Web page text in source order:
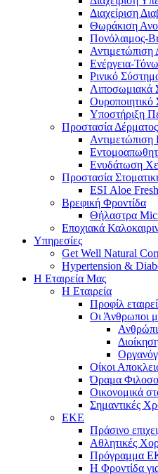
Διαχείριση
Θωράκιση
Πονόλαιμος-
Αντιμετώπιση
Eνέργεια-
Ρινικό
Λιποσωμιακά
Ουροποιητικό
Υποστήριξη
Προστασία Δέρματος
Ενυδάτωση
Προστασία
ESI Αloe Fresh
Βρεφική Φροντίδα
Θήλαστρα
Εποχιακά
Υπηρεσίες
Get Well Natural
Hypertension &
Η Εταιρεία Μας
Η Εταιρεία
Προφίλ
Οι Άνθρωποι
Οίκοι
Όραμα
Οικονομικά
Σημαντικές
ΕΚΕ
Πράσινο
Αθλητικές
Πρόγραμμα
Η Φροντίδα